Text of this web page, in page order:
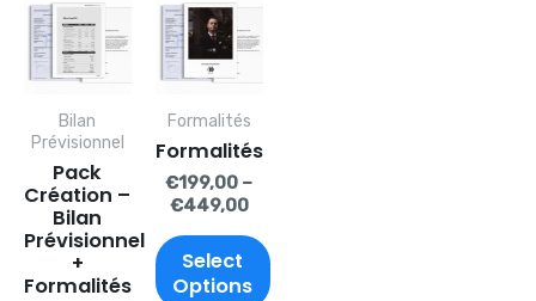
Bilan
Prévisionnel
Pack
Création –
Bilan
Prévisionnel
+
Formalités
Formalités
Formalités
€199,00 –
€449,00
Select
Options